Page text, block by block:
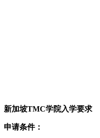
新加坡TMC学院入学要求
申请条件：